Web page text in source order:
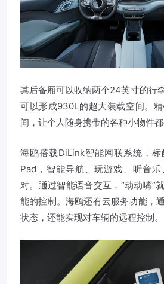
其后备厢可以收纳两个24英寸的行
可以形成930L的超大装载空间。
间，让个人随身携带的各种小物件都
海鸥搭载DiLink智能网联系统，标
Pad，智能导航、玩游戏、听音
对。通过智能语音交互，“动动嘴”
能的控制。海鸥还有云服务功能，
状态，还能实现对车辆的远程控制。